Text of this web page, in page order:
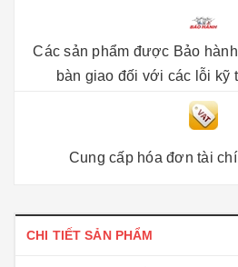
Các sản phẩm được Bảo
bàn giao đối với các lỗi kỹ
Cung cấp hóa đơn tài
CHI TIẾT SẢN PHẨM